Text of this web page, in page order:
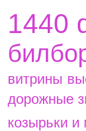
1440
витрины
дорожные
козырьки и